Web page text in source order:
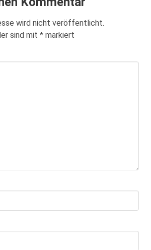
wird nicht veröffentlicht.
sind mit * markiert